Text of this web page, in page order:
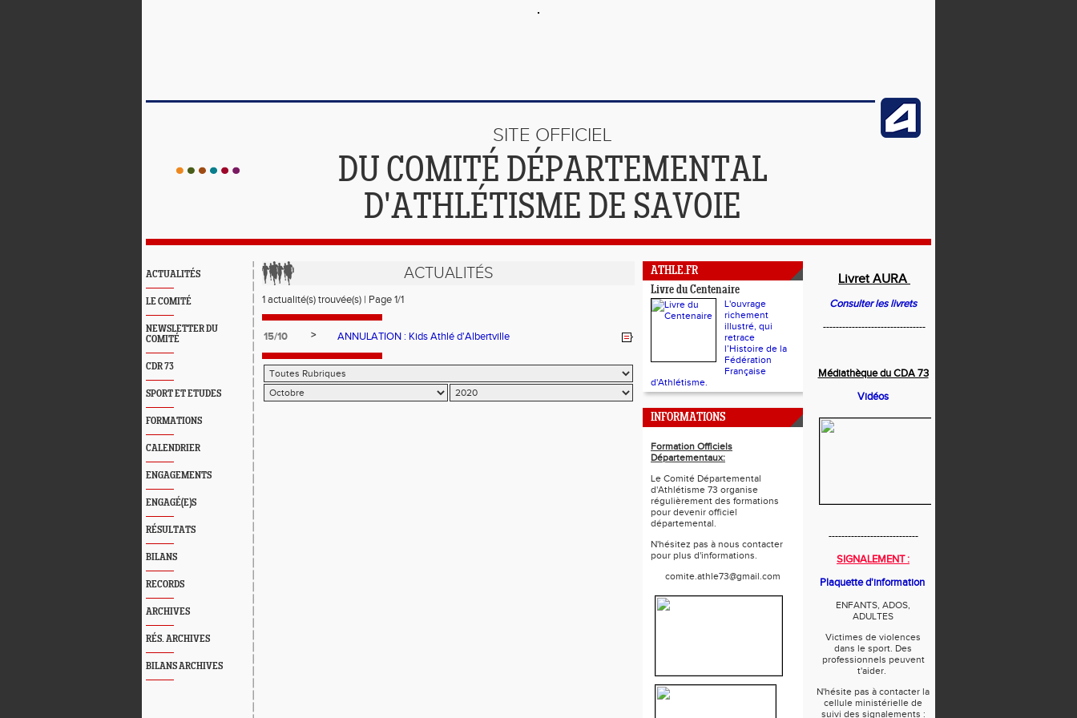
SITE OFFICIEL
DU COMITÉ DÉPARTEMENTAL
D'ATHLÉTISME DE SAVOIE
ACTUALITÉS
LE COMITÉ
NEWSLETTER DU
COMITÉ
CDR 73
SPORT ET ETUDES
FORMATIONS
CALENDRIER
ENGAGEMENTS
ENGAGÉ(E)S
RÉSULTATS
BILANS
RECORDS
ARCHIVES
RÉS. ARCHIVES
BILANS ARCHIVES
ACTUALITÉS
1 actualité(s) trouvée(s) | Page 1/1
15/10 > ANNULATION : Kids Athlé d'Albertville
ATHLE.FR
Livre du Centenaire
L'ouvrage
richement
illustré, qui
retrace
l’Histoire de la
Fédération
Française
d'Athlétisme.
INFORMATIONS
Formation Officiels
Départementaux:
Le Comité Départemental
d'Athlétisme 73 organise
régulièrement des formations
pour devenir officiel
départemental.
N'hésitez pas à nous contacter
pour plus d'informations.
comite.athle73@gmail.com
Livret AURA
Consulter les livrets
--------------------------------
Médiathèque du CDA 73
Vidéos
----------------------------
SIGNALEMENT :
Plaquette d'information
ENFANTS, ADOS,
ADULTES
Victimes de violences
dans le sport. Des
professionnels peuvent
t'aider.
N'hésite pas à contacter la
cellule ministérielle de
suivi des signalements :